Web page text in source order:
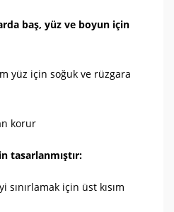
baş, yüz ve boyun için
yüz için soğuk ve rüzgara
korur
tasarlanmıştır:
sınırlamak için üst kısım